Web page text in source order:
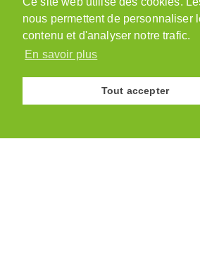
nous permettent de personnaliser
contenu et d'analyser notre trafic.
En savoir plus
Tout accepter
1543 Grandcour
079 218 48 69
© Association des Paysannes